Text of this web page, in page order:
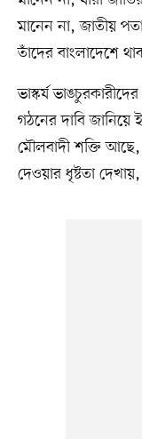
মানেন না, জাতীয়
তাঁদের বাংলাদেশে
ভাস্কর্য
গঠনের দাবি
মৌলবাদী শক্তি আছে,
দেওয়ার ধৃষ্টতা